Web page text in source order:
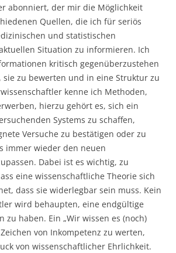
abonniert, der mir die Möglichkeit
Quellen, die ich für seriös
und statistischen
Situation zu informieren. Ich
kritisch gegenüberzustehen
sie zu bewerten und in eine Struktur zu
kenne ich Methoden,
hierzu gehört es, sich ein
Systems zu schaffen,
Versuche zu bestätigen oder zu
immer wieder den neuen
Dabei ist es wichtig, zu
eine wissenschaftliche Theorie sich
dass sie widerlegbar sein muss. Kein
wird behaupten, eine endgültige
zu haben. Ein „Wir wissen es (noch)
von Inkompetenz zu werten,
von wissenschaftlicher Ehrlichkeit.